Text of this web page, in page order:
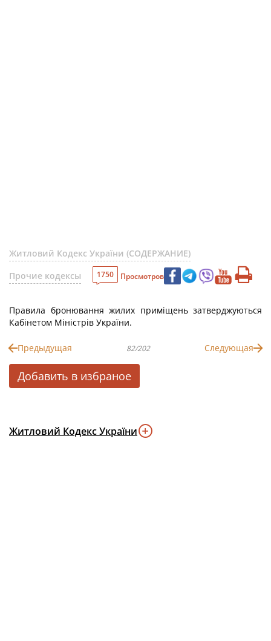
Житловий Кодекс України (СОДЕРЖАНИЕ)
Прочие кодексы
1750 Просмотров
Правила бронювання жилих приміщень затверджуються
Кабінетом Міністрів України.
Предыдущая 82/202 Следующая
Добавить в избраное
Житловий Кодекс України